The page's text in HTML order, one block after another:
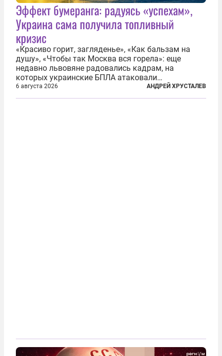
Эффект бумеранга: радуясь «успехам»,
Украина сама получила топливный
кризис
«Красиво горит, загляденье», «Как бальзам на
душу», «Чтобы так Москва вся горела»: еще
недавно львовяне радовались кадрам, на
которых украинские БПЛА атаковали
нефтеперерабатывающие предприятия России. В
скором времени оказалось, что в «эту игру можно
6 августа 2026 АНДРЕЙ ХРУСТАЛЕВ